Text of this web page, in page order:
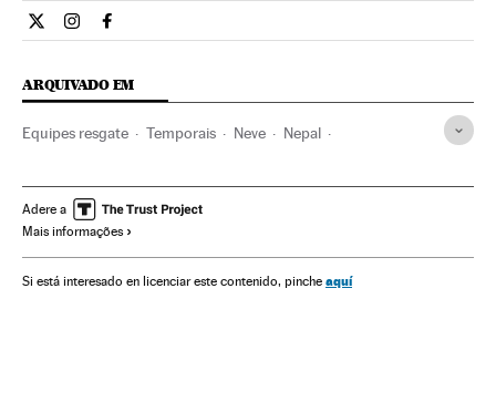
Internacional El País Brasil en Twitter
Internacional El País Brasil en Instagram
Internacional El País Brasil en Facebook
ARQUIVADO EM
Equipes resgate Temporais Neve Nepal
Alpinismo Cordilheiras
Esporte aventura
Acontecimentos Esportes Meio ambiente Vento
Adere a
Mais informações
Si está interesado en licenciar este contenido, pinche aquí